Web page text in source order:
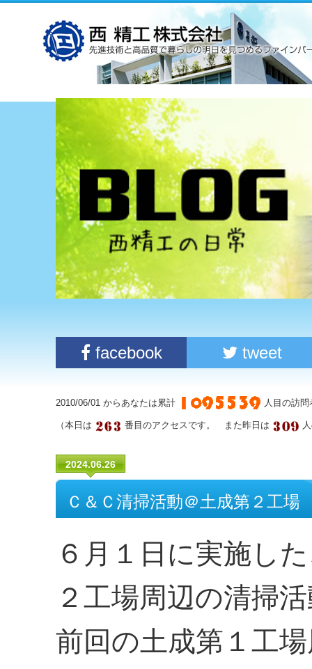
facebook tweet
2010/06/01 からあなたは累計 人目の訪
（本日は 番目のアクセスです。 また昨日は
2024.06.26
Ｃ＆Ｃ清掃活動＠土成第２工場
６月１日に実施し
２工場周辺の清掃
前回の土成第１工